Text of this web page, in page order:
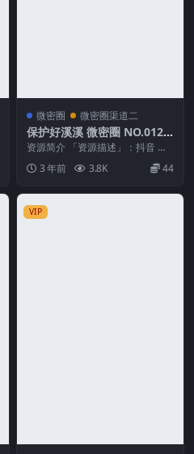
微密圈 微密圈渠道二
保护好溪溪 微密圈 NO.012
期
资源简介 「资源描述」：抖音 保
护好溪溪 微密圈 NO.012期 【59
P】 「...
3 年前 3.8K 44
VIP